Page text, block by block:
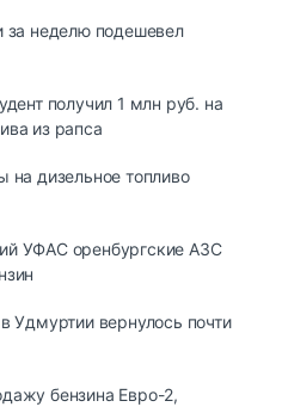
за неделю подешевел
получил 1 млн руб. на
из рапса
на дизельное топливо
УФАС оренбургские АЗС
Удмуртии вернулось почти
бензина Евро-2,